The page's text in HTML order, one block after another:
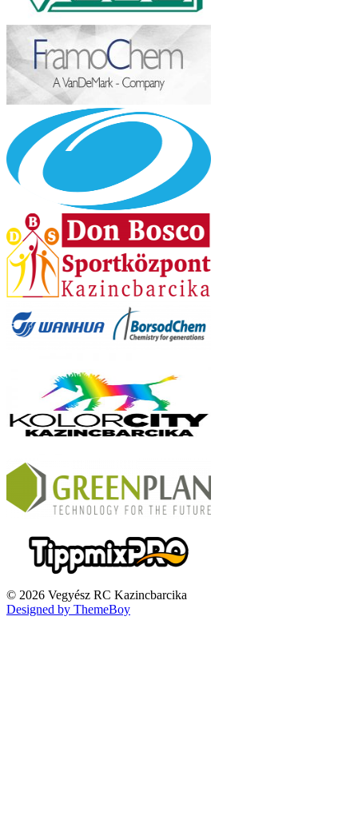
© 2026 Vegyész RC Kazincbarcika
Designed by ThemeBoy